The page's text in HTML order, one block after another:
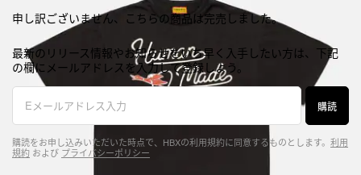
申し訳ございません、こちらの商品は完売しました。
最新のリリース情報やお知らせをいち早く入手したい方は、下記
の欄にメールアドレスを入力して登録しよう。
購読
購読をお申し込みいただいた時点で、HBXの利用規約に同意するものとします。 利用
規約 および プライバシーポリシー